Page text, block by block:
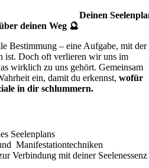
Deinen
deinen Weg 🔮
Bestimmung – eine Aufgabe, mit der
ist. Doch oft verlieren wir uns im
wirklich zu uns gehört. Gemeinsam
ein, damit du erkennst,wofür
in dir schlummern.
Seelenplans
Manifestationtechniken
Verbindung mit deiner Seelenessenz